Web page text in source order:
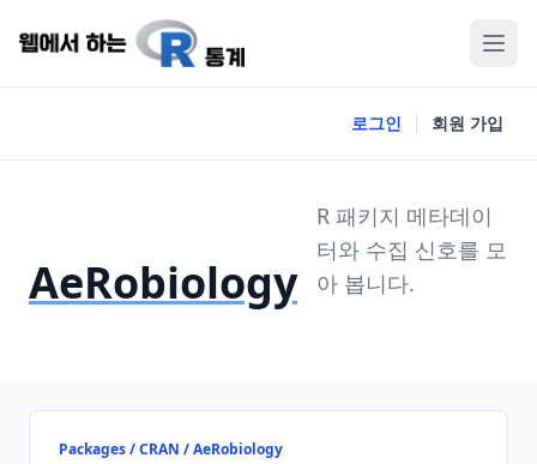
로그인 회원 가입
AeRobiology
R 패키지 메타데이
터와 수집 신호를 모
아 봅니다.
Packages / CRAN / AeRobiology